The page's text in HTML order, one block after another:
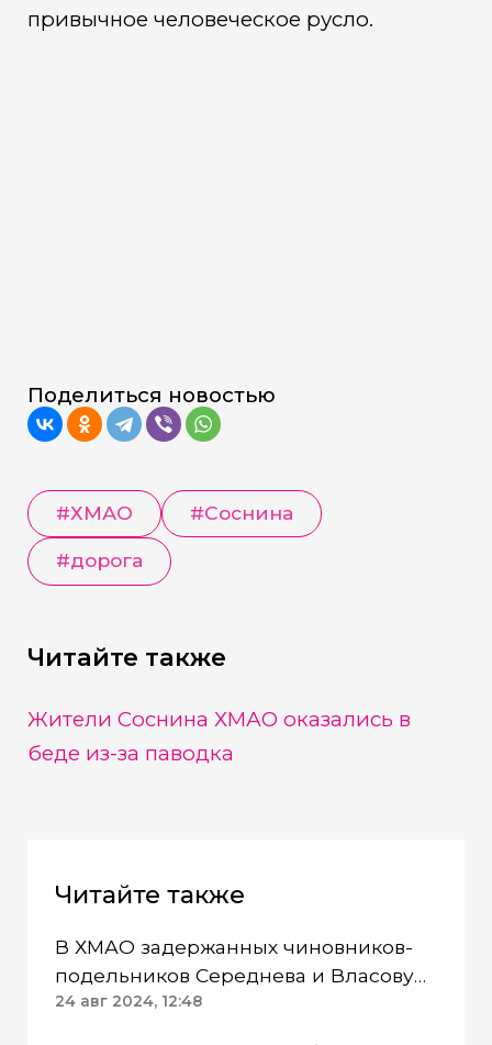
привычное человеческое русло.
Поделиться новостью
#ХМАО #Соснина
#дорога
Читайте также
Жители Соснина ХМАО оказались в
беде из-за паводка
Читайте также
В ХМАО задержанных чиновников-
подельников Середнева и Власову
отстранили от должностей
24 авг 2024, 12:48